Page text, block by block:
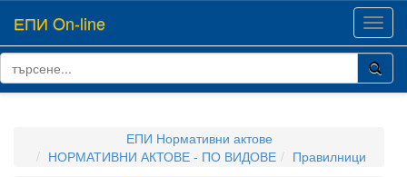
ЕПИ On-line
ЕПИ Нормативни актове
НОРМАТИВНИ АКТОВЕ - ПО ВИДОВЕ
Правилници